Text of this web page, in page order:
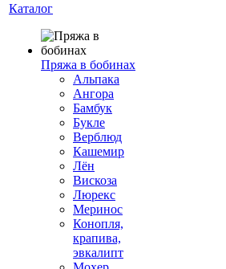
Каталог
Пряжа в бобинах
Альпака
Ангора
Бамбук
Букле
Верблюд
Кашемир
Лён
Вискоза
Люрекс
Меринос
Конопля,
крапива,
эвкалипт